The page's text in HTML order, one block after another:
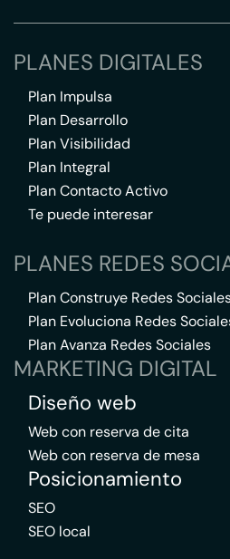
PLANES DIGITALES
Plan Impulsa
Plan Desarrollo
Plan Visibilidad
Plan Integral
Plan Contacto Activo
Te puede interesar
PLANES REDES
Plan Construye Redes
Plan Evoluciona Redes
Plan Avanza Redes Sociales
MARKETING DIGITAL
Diseño web
Web con reserva de cita
Web con reserva de mesa
Posicionamiento
SEO
SEO local